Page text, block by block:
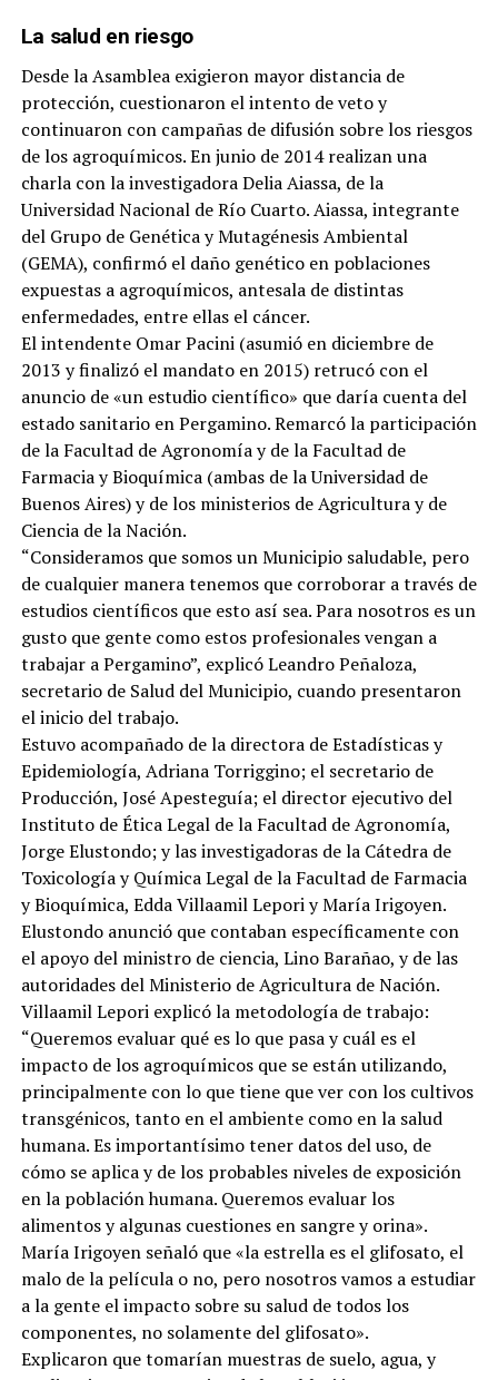
La salud en riesgo
Desde la Asamblea exigieron mayor distancia de
protección, cuestionaron el intento de veto y
continuaron con campañas de difusión sobre los riesgos
de los agroquímicos. En junio de 2014 realizan una
charla con la investigadora Delia Aiassa, de la
Universidad Nacional de Río Cuarto. Aiassa, integrante
del Grupo de Genética y Mutagénesis Ambiental
(GEMA), confirmó el daño genético en poblaciones
expuestas a agroquímicos, antesala de distintas
enfermedades, entre ellas el cáncer.
El intendente Omar Pacini (asumió en diciembre de
2013 y finalizó el mandato en 2015) retrucó con el
anuncio de «un estudio científico» que daría cuenta del
estado sanitario en Pergamino. Remarcó la participación
de la Facultad de Agronomía y de la Facultad de
Farmacia y Bioquímica (ambas de la Universidad de
Buenos Aires) y de los ministerios de Agricultura y de
Ciencia de la Nación.
“Consideramos que somos un Municipio saludable, pero
de cualquier manera tenemos que corroborar a través de
estudios científicos que esto así sea. Para nosotros es un
gusto que gente como estos profesionales vengan a
trabajar a Pergamino”, explicó Leandro Peñaloza,
secretario de Salud del Municipio, cuando presentaron
el inicio del trabajo.
Estuvo acompañado de la directora de Estadísticas y
Epidemiología, Adriana Torriggino; el secretario de
Producción, José Apesteguía; el director ejecutivo del
Instituto de Ética Legal de la Facultad de Agronomía,
Jorge Elustondo; y las investigadoras de la Cátedra de
Toxicología y Química Legal de la Facultad de Farmacia
y Bioquímica, Edda Villaamil Lepori y María Irigoyen.
Elustondo anunció que contaban específicamente con
el apoyo del ministro de ciencia, Lino Barañao, y de las
autoridades del Ministerio de Agricultura de Nación.
Villaamil Lepori explicó la metodología de trabajo:
“Queremos evaluar qué es lo que pasa y cuál es el
impacto de los agroquímicos que se están utilizando,
principalmente con lo que tiene que ver con los cultivos
transgénicos, tanto en el ambiente como en la salud
humana. Es importantísimo tener datos del uso, de
cómo se aplica y de los probables niveles de exposición
en la población humana. Queremos evaluar los
alimentos y algunas cuestiones en sangre y orina».
María Irigoyen señaló que «la estrella es el glifosato, el
malo de la película o no, pero nosotros vamos a estudiar
a la gente el impacto sobre su salud de todos los
componentes, no solamente del glifosato».
Explicaron que tomarían muestras de suelo, agua, y